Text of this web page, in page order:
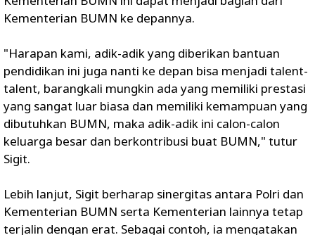
Kementerian BUMN ke depannya.
"Harapan kami, adik-adik yang diberikan bantuan
pendidikan ini juga nanti ke depan bisa menjadi talent-
talent, barangkali mungkin ada yang memiliki prestasi
yang sangat luar biasa dan memiliki kemampuan yang
dibutuhkan BUMN, maka adik-adik ini calon-calon
keluarga besar dan berkontribusi buat BUMN," tutur
Sigit.
Lebih lanjut, Sigit berharap sinergitas antara Polri dan
Kementerian BUMN serta Kementerian lainnya tetap
terjalin dengan erat. Sebagai contoh, ia mengatakan